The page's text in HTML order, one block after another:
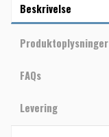
Beskrivelse
Produktoplysninger
FAQs
Levering